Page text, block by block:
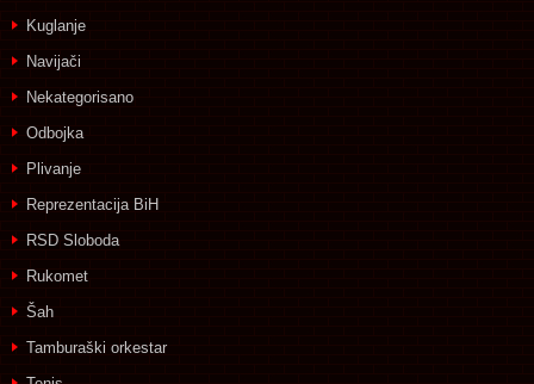
Kuglanje
Navijači
Nekategorisano
Odbojka
Plivanje
Reprezentacija BiH
RSD Sloboda
Rukomet
Šah
Tamburaški orkestar